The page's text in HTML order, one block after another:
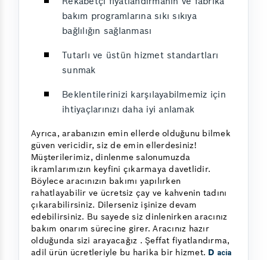
bakım programlarına sıkı sıkıya
bağlılığın sağlanması
Tutarlı ve üstün hizmet standartları
sunmak
Beklentilerinizi karşılayabilmemiz için
ihtiyaçlarınızı daha iyi anlamak
Ayrıca, arabanızın emin ellerde olduğunu bilmek
güven vericidir, siz de emin ellerdesiniz!
Müşterilerimiz, dinlenme salonumuzda
ikramlarımızın keyfini çıkarmaya davetlidir.
Böylece aracınızın bakımı yapılırken
rahatlayabilir ve ücretsiz çay ve kahvenin tadını
çıkarabilirsiniz. Dilerseniz işinize devam
edebilirsiniz. Bu sayede siz dinlenirken aracınız
bakım onarım sürecine girer. Aracınız hazır
olduğunda sizi arayacağız . Şeffat fiyatlandırma,
adil ürün ücretleriyle bu harika bir hizmet. D acia